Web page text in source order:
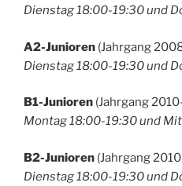
Dienstag 18:00-19:30 und
A2-Junioren (Jahrgang
Dienstag 18:00-19:30 und
B1-Junioren (Jahrgang
Montag 18:00-19:30 und
B2-Junioren (Jahrgang
Dienstag 18:00-19:30 und